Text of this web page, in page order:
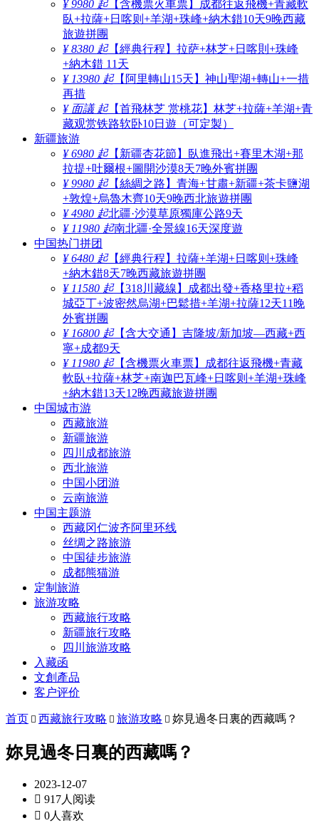
¥ 9980 起【含機票火車票】成都往返飛機+青藏軟
臥+拉薩+日喀则+羊湖+珠峰+納木錯10天9晚西藏
旅遊拼團
¥ 8380 起【經典行程】拉萨+林芝+日喀則+珠峰
+納木錯 11天
¥ 13980 起【阿里轉山15天】神山聖湖+轉山+一措
再措
¥ 面議 起【首飛林芝 赏桃花】林芝+拉薩+羊湖+青
藏观赏铁路软卧10日遊（可定製）
新疆旅游
¥ 6980 起【新疆杏花節】臥進飛出+賽里木湖+那
拉提+吐爾根+圖開沙漠8天7晚外賓拼團
¥ 9980 起【絲綢之路】青海+甘肅+新疆+茶卡鹽湖
+敦煌+烏魯木齊10天9晚西北旅遊拼團
¥ 4980 起北疆·沙漠草原獨庫公路9天
¥ 11980 起南北疆·全景線16天深度遊
中国热门拼团
¥ 6480 起【經典行程】拉薩+羊湖+日喀则+珠峰
+納木錯8天7晚西藏旅遊拼團
¥ 11580 起【318川藏線】成都出發+香格里拉+稻
城亞丁+波密然烏湖+巴鬆措+羊湖+拉薩12天11晚
外賓拼團
¥ 16800 起【含大交通】吉隆坡/新加坡—西藏+西
寧+成都9天
¥ 11980 起【含機票火車票】成都往返飛機+青藏
軟臥+拉薩+林芝+南迦巴瓦峰+日喀则+羊湖+珠峰
+納木錯13天12晚西藏旅遊拼團
中国城市游
西藏旅游
新疆旅游
四川成都旅游
西北旅游
中国小团游
云南旅游
中国主题游
西藏冈仁波齐阿里环线
丝绸之路旅游
中国徒步旅游
成都熊猫游
定制旅游
旅游攻略
西藏旅行攻略
新疆旅行攻略
四川旅游攻略
入藏函
文創產品
客户评价
首页  西藏旅行攻略  旅游攻略  妳見過冬日裏的西藏嗎？
妳見過冬日裏的西藏嗎？
2023-12-07
 917人阅读
 0人喜欢